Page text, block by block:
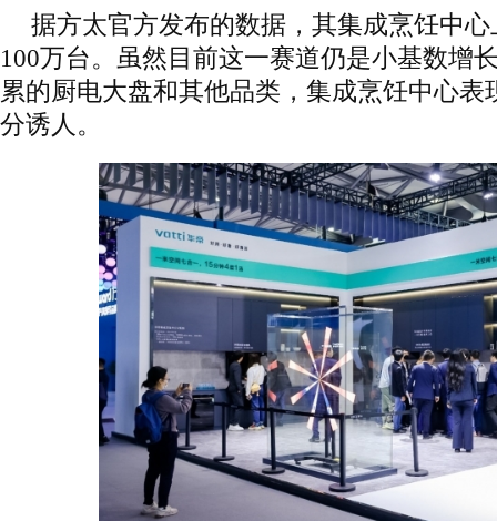
据方太官方发布的数据，其集成烹饪中
100万台。虽然目前这一赛道仍是小基数增
累的厨电大盘和其他品类，集成烹饪中心表
分诱人。